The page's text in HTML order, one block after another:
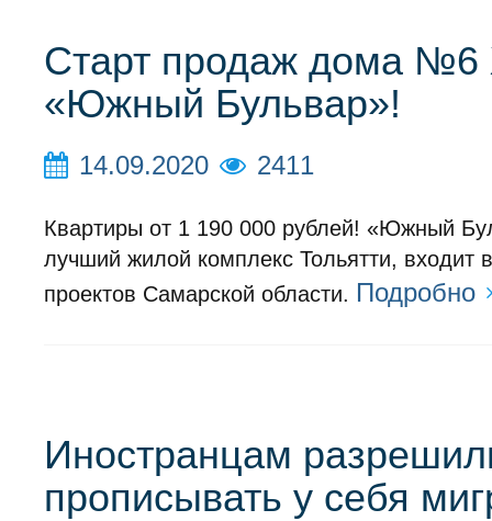
Старт продаж дома
«Южный Бульвар»!
14.09.2020 2411
Квартиры от 1 190 000 рублей! «Южный
лучший жилой комплекс Тольятти, входит
проектов Самарской области. Подробно
Иностранцам
прописывать у себя